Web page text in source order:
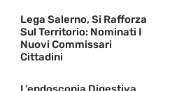
Lega Salerno, Si Rafforza
Sul Territorio: Nominati I
Nuovi Commissari
Cittadini